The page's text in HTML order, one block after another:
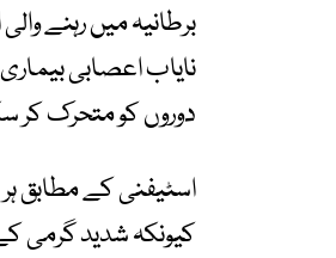
نایاب اعصابی
دوروں کو متحرک کر
اسٹیفنی کے مطابق
کیونکہ شدید گرمی